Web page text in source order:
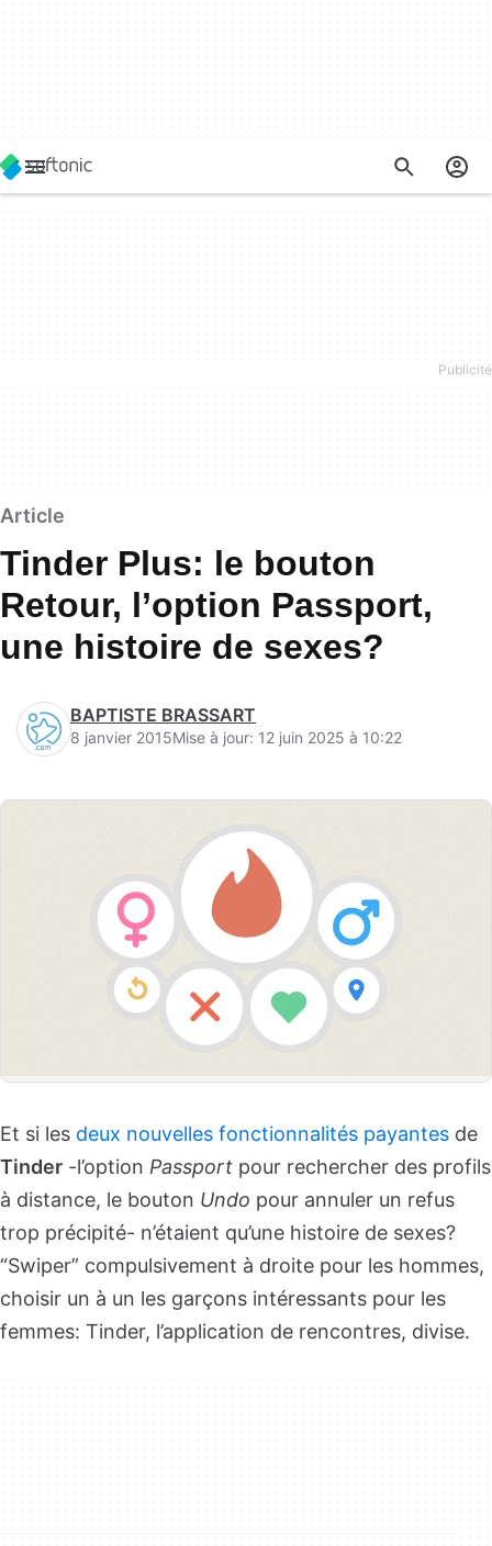
Article
Tinder Plus: le bouton
Retour, l’option Passport,
une histoire de sexes?
BAPTISTE BRASSART
8 janvier 2015Mise à jour: 12 juin 2025 à 10:22
Et si les deux nouvelles fonctionnalités payantes de
Tinder -l’option Passport pour rechercher des profils
à distance, le bouton Undo pour annuler un refus
trop précipité- n’étaient qu’une histoire de sexes?
“Swiper” compulsivement à droite pour les hommes,
choisir un à un les garçons intéressants pour les
femmes: Tinder, l’application de rencontres, divise.